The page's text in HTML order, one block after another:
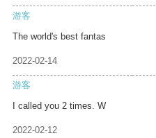
游客
The world's best fantas
2022-02-14
游客
I called you 2 times. W
2022-02-12